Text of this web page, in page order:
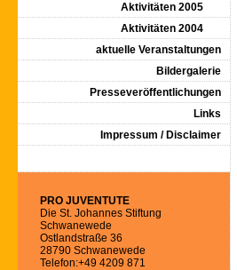
Aktivitäten 2005
Aktivitäten 2004
aktuelle Veranstaltungen
Bildergalerie
Presseveröffentlichungen
Links
Impressum / Disclaimer
PRO JUVENTUTE
Die St. Johannes Stiftung
Schwanewede
Ostlandstraße 36
28790 Schwanewede
Telefon:+49 4209 871